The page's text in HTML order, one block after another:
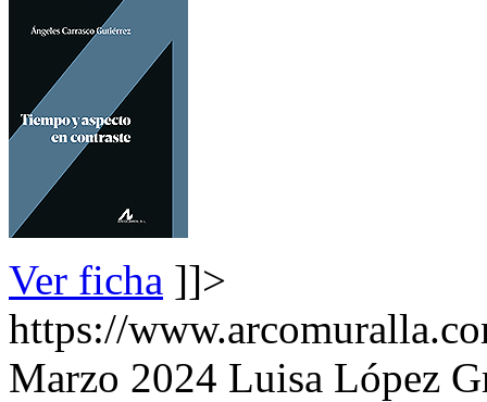
Ver ficha ]]>
https://
Marzo 2024 Luisa López